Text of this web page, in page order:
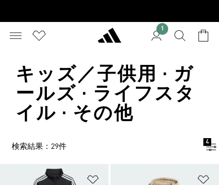
1
キッズ／子供用 · ガ
ールズ · ライフスタ
イル · その他
検索結果：29件
4
ほしいものリストに追加